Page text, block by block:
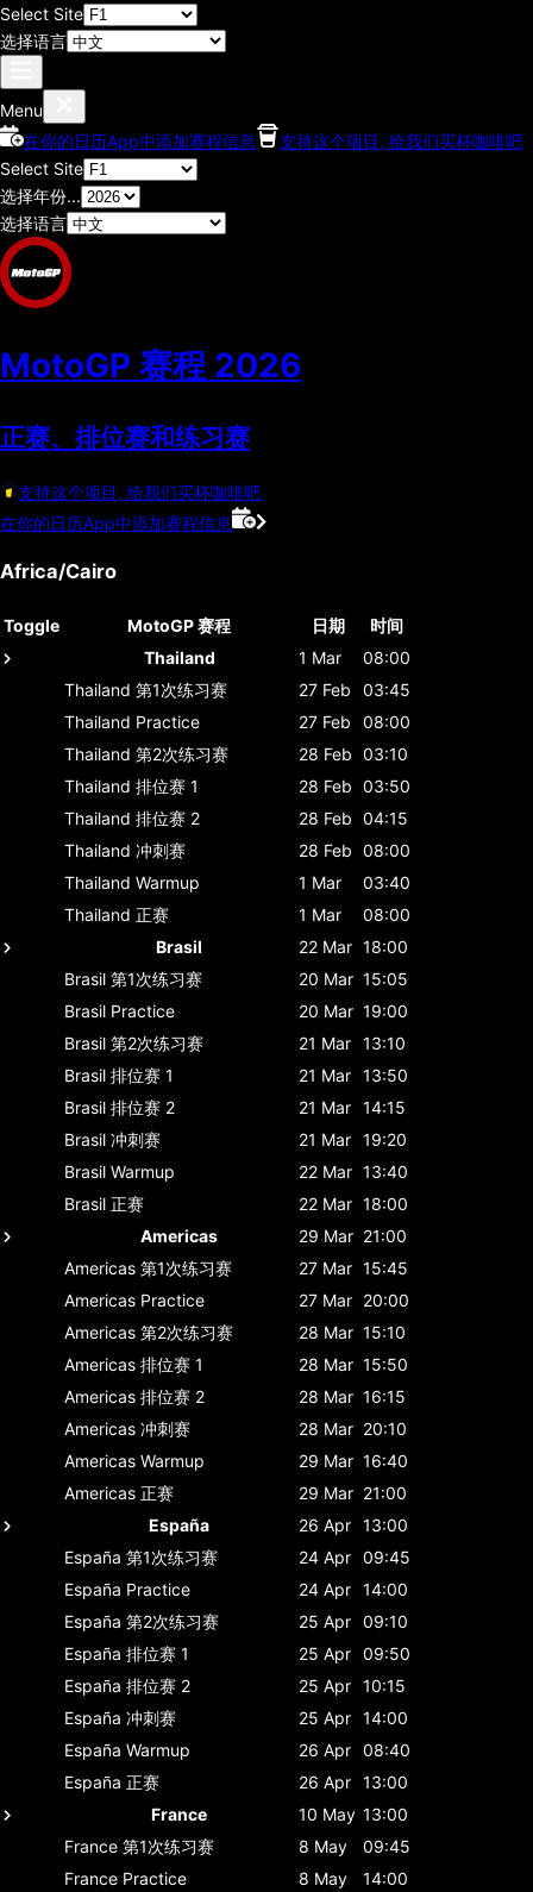
Select Site
选择语言
Menu
在你的日历App中添加赛程信息
支持这个项目, 给我们买杯咖啡吧
Select Site
选择年份...
选择语言
MotoGP 赛程 2026
正赛、排位赛和练习赛
支持这个项目, 给我们买杯咖啡吧
在你的日历App中添加赛程信息
Africa/Cairo
Toggle MotoGP 赛程 日期
时间
Thailand
1 Mar
08:00
Thailand 第1次练习赛 27 Feb
03:45
Thailand Practice 27 Feb
08:00
Thailand 第2次练习赛 28 Feb 03:10
Thailand 排位赛 1 28 Feb 03:50
Thailand 排位赛 2 28 Feb 04:15
Thailand 冲刺赛 28 Feb 08:00
Thailand Warmup 1 Mar
03:40
Thailand 正赛 1 Mar
08:00
Brasil
22 Mar 18:00
Brasil 第1次练习赛 20 Mar 15:05
Brasil Practice 20 Mar 19:00
Brasil 第2次练习赛 21 Mar 13:10
Brasil 排位赛 1 21 Mar 13:50
Brasil 排位赛 2 21 Mar 14:15
Brasil 冲刺赛 21 Mar 19:20
Brasil Warmup 22 Mar 13:40
Brasil 正赛 22 Mar 18:00
Americas
29 Mar 21:00
Americas 第1次练习赛 27 Mar 15:45
Americas Practice 27 Mar 20:00
Americas 第2次练习赛 28 Mar 15:10
Americas 排位赛 1 28 Mar 15:50
Americas 排位赛 2 28 Mar 16:15
Americas 冲刺赛 28 Mar 20:10
Americas Warmup 29 Mar 16:40
Americas 正赛 29 Mar 21:00
España
26 Apr 13:00
España 第1次练习赛 24 Apr 09:45
España Practice 24 Apr 14:00
España 第2次练习赛 25 Apr 09:10
España 排位赛 1 25 Apr 09:50
España 排位赛 2 25 Apr 10:15
España 冲刺赛 25 Apr 14:00
España Warmup 26 Apr 08:40
España 正赛 26 Apr 13:00
France
10 May 13:00
France 第1次练习赛 8 May
09:45
France Practice 8 May
14:00